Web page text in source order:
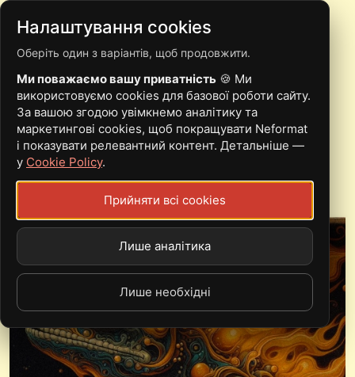
02.03 | ОДЕСА | G.INC,
YOUTHEX, GENERIC
DOOM BAND NAME
Sat, 02.03.24 - 06:30
Налаштування cookies
Оберіть один з варіантів, щоб продовжити.
Ми поважаємо вашу приватність 🍪 Ми
використовуємо cookies для базової роботи сайту.
За вашою згодою увімкнемо аналітику та
маркетингові cookies, щоб покращувати Neformat
і показувати релевантний контент. Детальніше —
у Cookie Policy.
Прийняти всі cookies
Лише аналітика
Лише необхідні